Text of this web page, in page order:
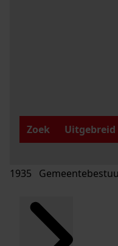
Zoek
Uitgebreid
1935